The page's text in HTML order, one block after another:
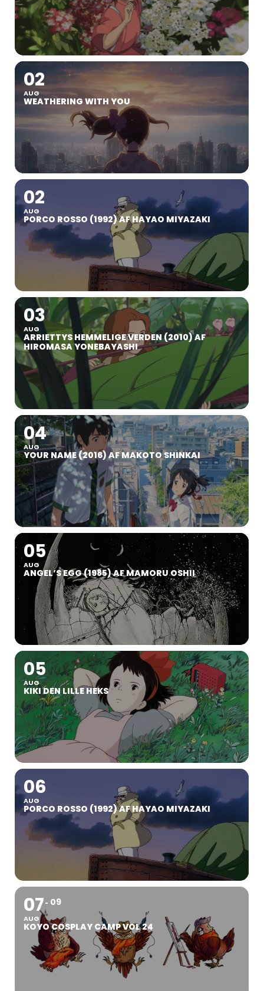
02
AUG
WEATHERING WITH YOU
02
AUG
PORCO ROSSO (1992) AF HAYAO MIYAZAKI
03
AUG
ARRIETTYS HEMMELIGE VERDEN (2010) AF
HIROMASA YONEBAYASHI
04
AUG
YOUR NAME (2016) AF MAKOTO SHINKAI
05
AUG
ANGEL’S EGG (1985) AF MAMORU OSHII
05
AUG
KIKI DEN LILLE HEKS
06
AUG
PORCO ROSSO (1992) AF HAYAO MIYAZAKI
07
AUG
09
KOYO COSPLAY CAMP VOL 24